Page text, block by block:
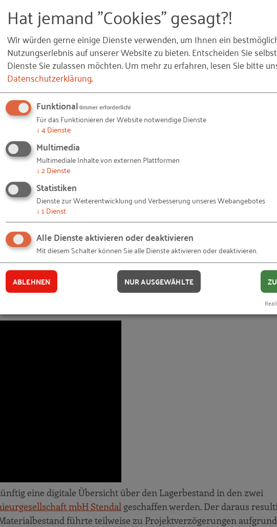
Materialbestellung beiFlachglas Nord-Ostwird zukünftig
Einen zusätzlichen Nutzen stellt die Funktion dar, einen
dieser erreicht werden, wird automatisch eine entsprechende
Schnell, aktuell und einfach: so läuft es zukünftig bei Flachglas
eine digitale Übersicht über den Lagerbestand in den zwei
mbH Stendal geschaffen werden. Der daraus
führte teilweise zu Projektverzögerungen
Hat jemand "Cookies" gesagt?!
Wir würden gerne einige Dienste verwenden, um Ihnen ein
Nutzungserlebnis auf unserer Website zu bieten. Entscheiden Sie
Dienste Sie zulassen möchten.Um mehr zu erfahren, lesen Sie bitte
Datenschutzerklärung.
Funktional(immer erforderlich)
Für das Funktionieren der Website notwendige Dienste
↓ 4Dienste
Multimedia
Multimediale Inhalte von externen Plattformen
↓ 2Dienste
Statistiken
Dienste zur Weiterentwicklung und Verbesserung unseres Webangebotes
↓ 1 Dienst
Alle Dienste aktivieren oder deaktivieren
Mit diesem Schalter können Sie alle Dienste aktivieren oder deaktivieren.
ABLEHNEN NUR AUSGEWÄHLTE